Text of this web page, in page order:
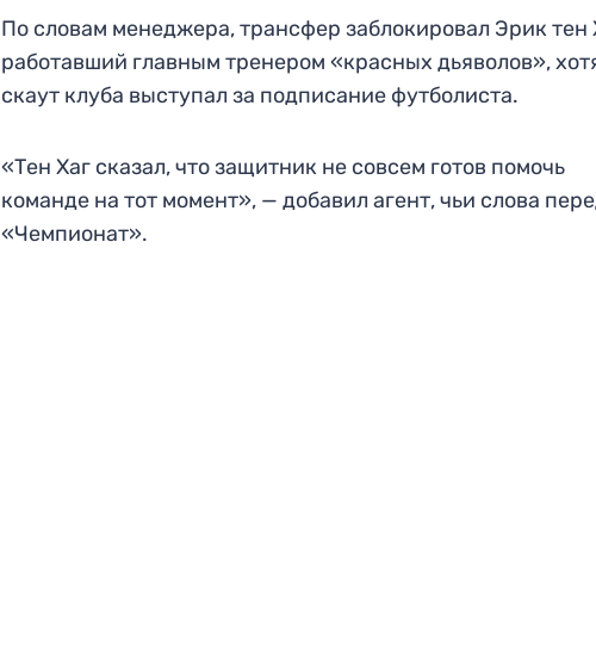
По словам менеджера, трансфер заблокировал Эрик тен
работавший главным тренером «красных дьяволов»,
скаут клуба выступал за подписание футболиста.
«Тен Хаг сказал, что защитник не совсем готов помочь
команде на тот момент», — добавил агент, чьи слова
«Чемпионат».